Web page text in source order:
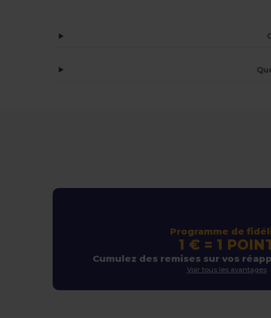
Programme de
1 € = 1
Cumulez des remises sur vos
Voir tous les avantages